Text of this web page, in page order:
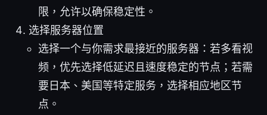
限，允许以确保稳定性。
选择服务器位置
选择一个与你需求最接近的服务器：若多看视
频，优先选择低延迟且速度稳定的节点；若需
要日本、美国等特定服务，选择相应地区节
点。